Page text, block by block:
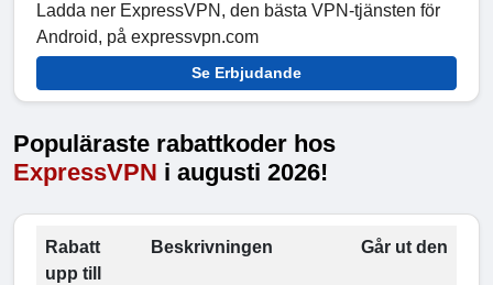
Ladda ner ExpressVPN, den bästa VPN-tjänsten för
Android, på expressvpn.com
Se Erbjudande
Populäraste rabattkoder hos
ExpressVPN i augusti 2026!
Rabatt
upp till
Beskrivningen Går ut den